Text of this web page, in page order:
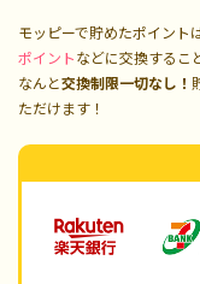
モッピーで貯めたポイントは
ポイントなどに交換するこ
なんと交換制限一切なし！
ただけます！